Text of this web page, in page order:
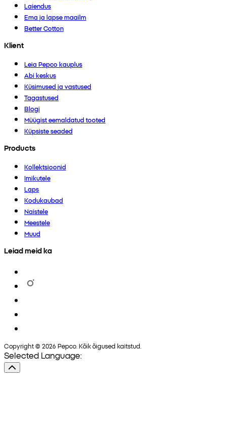
Laiendus
Ema ja lapse maailm
Better Cotton
Klient
Leia Pepco kauplus
Abi keskus
Küsimused ja vastused
Tagastused
Blogi
Müügist eemaldatud tooted
Küpsiste seaded
Products
Kollektsioonid
Imikutele
Laps
Kodukaubad
Naistele
Meestele
Muud
Leiad meid ka
Copyright © 2026 Pepco. Kõik õigused kaitstud.
Selected Language: